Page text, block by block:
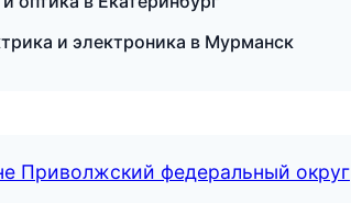
и электроника в Мурманск
Приволжский федеральный округ